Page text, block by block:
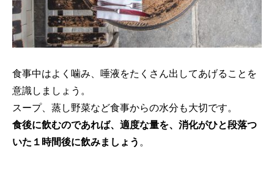
食事中はよく噛み、唾液をたくさん出してあげることを
意識しましょう。
スープ、蒸し野菜など食事からの水分も大切です。
食後に飲むのであれば、適度な量を、消化がひと段落つ
いた１時間後に飲みましょう 。